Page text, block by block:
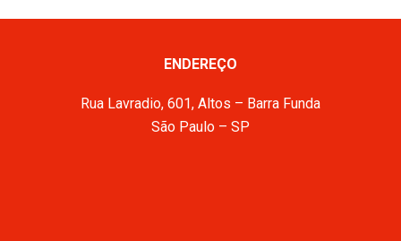
ENDEREÇO
Rua Lavradio, 601, Altos – Barra Funda
São Paulo – SP